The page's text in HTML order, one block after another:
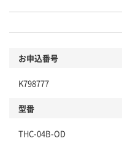
お申込番号
K798777
型番
THC-04B-OD